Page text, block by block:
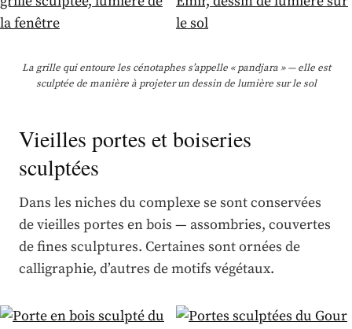
La grille qui entoure les cénotaphes s’appelle « pandjara » — elle est
sculptée de manière à projeter un dessin de lumière sur le sol
Vieilles portes et boiseries
sculptées
Dans les niches du complexe se sont conservées
de vieilles portes en bois — assombries, couvertes
de fines sculptures. Certaines sont ornées de
calligraphie, d’autres de motifs végétaux.